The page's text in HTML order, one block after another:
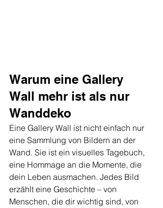
Warum eine Gallery
Wall mehr ist als nur
Wanddeko
Eine Gallery Wall ist nicht einfach nur
eine Sammlung von Bildern an der
Wand. Sie ist ein visuelles Tagebuch,
eine Hommage an die Momente, die
dein Leben ausmachen. Jedes Bild
erzählt eine Geschichte – von
Menschen, die dir wichtig sind, von